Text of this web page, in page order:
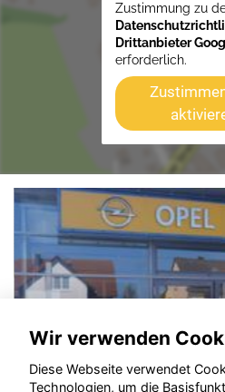
Zustimmung zu
Drittanbieter
erforderlich.
Wir verwenden
Diese Webseite verwendet
Technologien, um die